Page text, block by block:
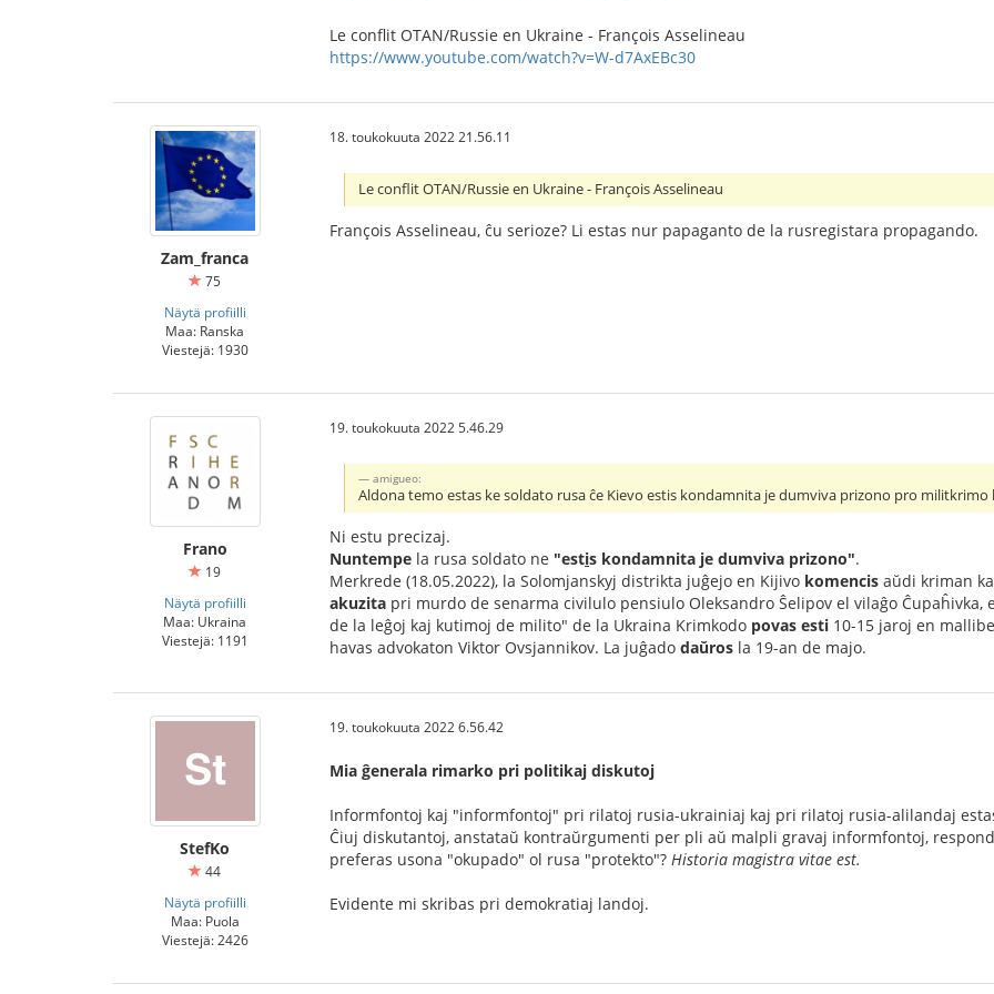
Le conflit OTAN/Russie en Ukraine - François Asselineau
https://www.youtube.com/watch?v=W-d7AxEBc30
Zam_franca
75
Näytä profiilli
Maa: Ranska
Viestejä: 1930
18. toukokuuta 2022 21.56.11
Le conflit OTAN/Russie en Ukraine - François Asselineau
François Asselineau, ĉu serioze? Li estas nur papaganto de la rusregistara propagando.
Frano
19
Näytä profiilli
Maa: Ukraina
Viestejä: 1191
19. toukokuuta 2022 5.46.29
amigueo:
Aldona temo estas ke soldato rusa ĉe Kievo estis kondamnita je dumviva prizono pro militkrimo
Ni estu precizaj.
Nuntempe la rusa soldato ne "estis kondamnita je dumviva prizono".
Merkrede (18.05.2022), la Solomjanskyj distrikta juĝejo en Kijivo komencis aŭdi kriman
akuzita pri murdo de senarma civilulo pensiulo Oleksandro Ŝelipov el vilaĝo
de la leĝoj kaj kutimoj de milito" de la Ukraina Krimkodo povas esti 10-15 jaroj en
havas advokaton Viktor Ovsjannikov. La juĝado daŭros la 19-an de majo.
StefKo
44
Näytä profiilli
Maa: Puola
Viestejä: 2426
19. toukokuuta 2022 6.56.42
Mia ĝenerala rimarko pri politikaj diskutoj
Informfontoj kaj "informfontoj" pri rilatoj rusia-ukrainiaj kaj pri rilatoj rusia-alilandaj
Ĉiuj diskutantoj, anstataŭ kontraŭrgumenti per pli aŭ malpli gravaj informfontoj,
preferas usona "okupado" ol rusa "protekto"? Historia magistra vitae est.
Evidente mi skribas pri demokratiaj landoj.